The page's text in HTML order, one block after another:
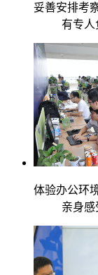
妥善安排考
有专人
体验办公环
亲身